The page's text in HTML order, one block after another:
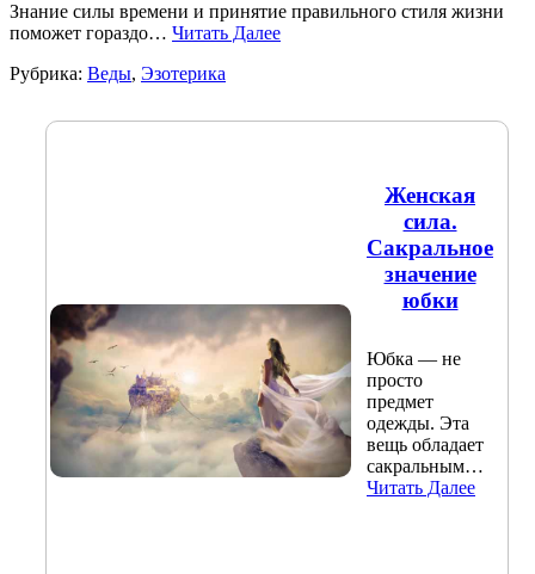
Знание силы времени и принятие правильного стиля жизни
поможет гораздо… Читать Далее
Рубрика: Веды, Эзотерика
Женская
сила.
Сакральное
значение
юбки
Юбка — не
просто
предмет
одежды. Эта
вещь обладает
сакральным…
Читать Далее